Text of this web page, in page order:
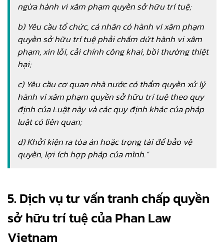
ngừa hành vi xâm phạm quyền sở hữu trí tuệ;
b) Yêu cầu tổ chức, cá nhân có hành vi xâm phạm
quyền sở hữu trí tuệ phải chấm dứt hành vi xâm
phạm, xin lỗi, cải chính công khai, bồi thường thiệt
hại;
c) Yêu cầu cơ quan nhà nước có thẩm quyền xử lý
hành vi xâm phạm quyền sở hữu trí tuệ theo quy
định của Luật này và các quy định khác của pháp
luật có liên quan;
d) Khởi kiện ra tòa án hoặc trọng tài để bảo vệ
quyền, lợi ích hợp pháp của mình.”
5. Dịch vụ tư vấn tranh chấp quyền
sở hữu trí tuệ của Phan Law
Vietnam